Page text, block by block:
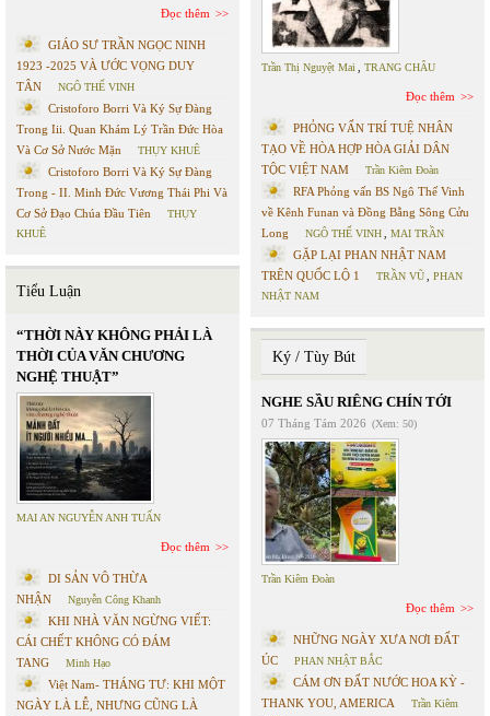
Đọc thêm
GIÁO SƯ TRẦN NGỌC NINH
1923 -2025 VÀ ƯỚC VỌNG DUY
TÂN
NGÔ THẾ VINH
Cristoforo Borri Và Ký Sự Đàng
Trong Iii. Quan Khám Lý Trần Đức Hòa
Và Cơ Sở Nước Mặn
THỤY KHUÊ
Cristoforo Borri Và Ký Sự Đàng
Trong - II. Minh Đức Vương Thái Phi Và
Cơ Sở Đạo Chúa Đầu Tiên
THỤY
KHUÊ
Tiểu Luận
“THỜI NÀY KHÔNG PHẢI LÀ
THỜI CỦA VĂN CHƯƠNG
NGHỆ THUẬT”
MAI AN NGUYỄN ANH TUẤN
Đọc thêm
DI SẢN VÔ THỪA
NHẬN
Nguyễn Công Khanh
KHI NHÀ VĂN NGỪNG VIẾT:
CÁI CHẾT KHÔNG CÓ ĐÁM
TANG
Minh Hạo
Việt Nam- THÁNG TƯ: KHI MỘT
NGÀY LÀ LỄ, NHƯNG CŨNG LÀ
Trần Thị Nguyệt Mai TRANG CHÂU
Đọc thêm
PHỎNG VẤN TRÍ TUỆ NHÂN
TẠO VỀ HÒA HỢP HÒA GIẢI DÂN
TỘC VIỆT NAM
Trần Kiêm Đoàn
RFA Phỏng vấn BS Ngô Thế Vinh
về Kênh Funan và Đồng Bằng Sông Cửu
Long
NGÔ THẾ VINH MAI TRẦN
GẶP LẠI PHAN NHẬT NAM
TRÊN QUỐC LỘ 1
TRẦN VŨ
PHAN
NHẬT NAM
Ký / Tùy Bút
NGHE SẦU RIÊNG CHÍN TỚI
07 Tháng Tám 2026 (Xem: 50)
Trần Kiêm Đoàn
Đọc thêm
NHỮNG NGÀY XƯA NƠI ĐẤT
ÚC
PHAN NHẬT BẮC
CÁM ƠN ĐẤT NƯỚC HOA KỲ -
THANK YOU, AMERICA
Trần Kiêm